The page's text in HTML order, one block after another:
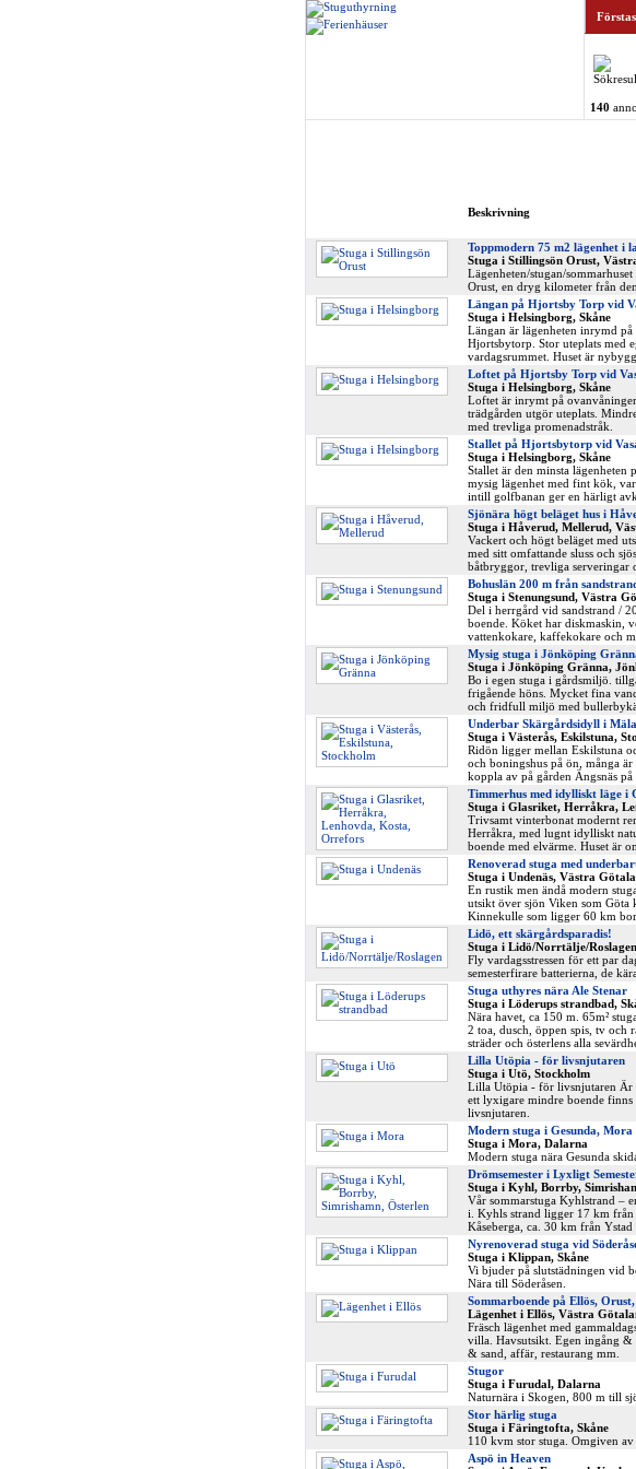
140
Beskrivning
Toppmodern 75 m2 lägenhet i
Stuga i Stillingsön Orust,
Lägenheten/stugan/
Orust, en dryg kilometer från
Längan på Hjortsby Torp vid
Stuga i Helsingborg, Skåne
Längan är lägenheten inrymd
Hjortsbytorp. Stor uteplats med
vardagsrummet. Huset är
Loftet på Hjortsby Torp vid
Stuga i Helsingborg, Skåne
Loftet är inrymt på
trädgården utgör uteplats.
med trevliga promenadstråk.
Stallet på Hjortsbytorp vid
Stuga i Helsingborg, Skåne
Stallet är den minsta
mysig lägenhet med fint kök,
intill golfbanan ger en härligt
Sjönära högt beläget hus i
Stuga i Håverud, Mellerud,
Vackert och högt beläget med
med sitt omfattande sluss och
båtbryggor, trevliga serveringar
Bohuslän 200 m från
Stuga i Stenungsund, Västra
Del i herrgård vid sandstrand /
boende. Köket har diskmaskin,
vattenkokare, kaffekokare och
Mysig stuga i Jönköping
Stuga i Jönköping Gränna,
Bo i egen stuga i gårdsmiljö.
frigående höns. Mycket fina
och fridfull miljö med
Underbar Skärgårdsidyll i
Stuga i Västerås, Eskilstuna,
Ridön ligger mellan Eskilstuna
och boningshus på ön, många
koppla av på gården Ängsnäs på
Timmerhus med idylliskt läge i
Stuga i Glasriket, Herråkra,
Trivsamt vinterbonat modernt
Herråkra, med lugnt idylliskt
boende med elvärme. Huset är
Renoverad stuga med
Stuga i Undenäs, Västra
En rustik men ändå modern
utsikt över sjön Viken som Göta
Kinnekulle som ligger 60 km
Lidö, ett skärgårdsparadis!
Stuga i Lidö/Norrtälje/
Fly vardagsstressen för ett par
semesterfirare batterierna, de
Stuga uthyres nära Ale Stenar
Stuga i Löderups strandbad,
Nära havet, ca 150 m. 65m²
2 toa, dusch, öppen spis, tv och
sträder och österlens alla
Lilla Utöpia - för livsnjutaren
Stuga i Utö, Stockholm
Lilla Utöpia - för livsnjutaren Är
ett lyxigare mindre boende
livsnjutaren.
Modern stuga i Gesunda,
Stuga i Mora, Dalarna
Modern stuga nära Gesunda
Drömsemester i Lyxligt
Stuga i Kyhl, Borrby,
Vår sommarstuga Kyhlstrand –
i. Kyhls strand ligger 17 km
Kåseberga, ca. 30 km från
Nyrenoverad stuga vid
Stuga i Klippan, Skåne
Vi bjuder på slutstädningen vid
Nära till Söderåsen.
Sommarboende på Ellös,
Lägenhet i Ellös, Västra
Fräsch lägenhet med
villa. Havsutsikt. Egen ingång
& sand, affär, restaurang mm.
Stugor
Stuga i Furudal, Dalarna
Naturnära i Skogen, 800 m till
Stor härlig stuga
Stuga i Färingtofta, Skåne
110 kvm stor stuga. Omgiven
Aspö in Heaven